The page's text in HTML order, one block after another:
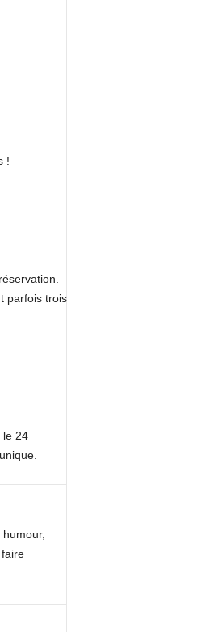
!
parfois trois
le 24